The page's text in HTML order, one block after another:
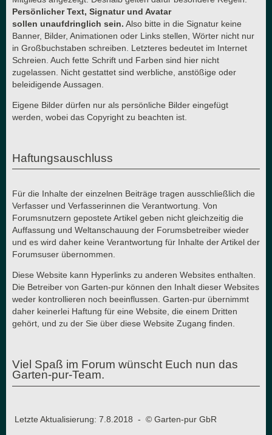
Persönlicher Text, Signatur und Avatar
sollen unaufdringlich sein. Also bitte in die Signatur keine
Banner, Bilder, Animationen oder Links stellen, Wörter nicht nur
in Großbuchstaben schreiben. Letzteres bedeutet im Internet
Schreien. Auch fette Schrift und Farben sind hier nicht
zugelassen. Nicht gestattet sind werbliche, anstößige oder
beleidigende Aussagen.
Eigene Bilder dürfen nur als persönliche Bilder eingefügt
werden, wobei das Copyright zu beachten ist.
Haftungsauschluss
Für die Inhalte der einzelnen Beiträge tragen ausschließlich die
Verfasser und Verfasserinnen die Verantwortung. Von
Forumsnutzern gepostete Artikel geben nicht gleichzeitig die
Auffassung und Weltanschauung der Forumsbetreiber wieder
und es wird daher keine Verantwortung für Inhalte der Artikel der
Forumsuser übernommen.
Diese Website kann Hyperlinks zu anderen Websites enthalten.
Die Betreiber von Garten-pur können den Inhalt dieser Websites
weder kontrollieren noch beeinflussen. Garten-pur übernimmt
daher keinerlei Haftung für eine Website, die einem Dritten
gehört, und zu der Sie über diese Website Zugang finden.
Viel Spaß im Forum wünscht Euch nun das
Garten-pur-Team.
Letzte Aktualisierung: 7.8.2018 - © Garten-pur GbR